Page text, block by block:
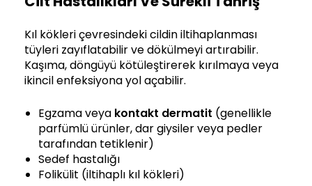
Kıl kökleri çevresindeki cildin iltihaplanması
tüyleri zayıflatabilir ve dökülmeyi artırabilir.
Kaşıma, döngüyü kötüleştirerek kırılmaya veya
ikincil enfeksiyona yol açabilir.
Egzama veya kontakt dermatit (genellikle
parfümlü ürünler, dar giysiler veya pedler
tarafından tetiklenir)
Sedef hastalığı
Folikülit (iltihaplı kıl kökleri)